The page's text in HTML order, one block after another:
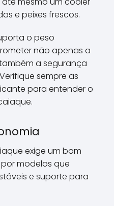
e peixes frescos.
o peso
não apenas a
a segurança
sempre as
para entender o
exige um bom
modelos que
e suporte para